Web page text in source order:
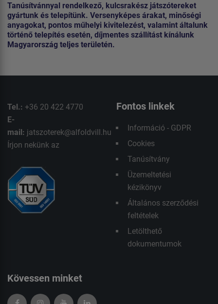
Tanúsítvánnyal rendelkező, kulcsrakész játszótereket
gyártunk és telepítünk. Versenyképes árakat, minőségi
anyagokat, pontos műhelyi kivitelezést, valamint általunk
történő telepítés esetén, díjmentes szállítást kínálunk
Magyarország teljes területén.
Tel.: +36 20 422 4770
E-
mail: jatszoterek@alfoldvill.hu
Írjon nekünk az
Fontos linkek
Információ - GDPR
Cookies
Tanúsítvány
Üzemeltetési
kézikönyv
Általános szerződési
feltételek
Letölthető
dokumentumok
Kövessen minket